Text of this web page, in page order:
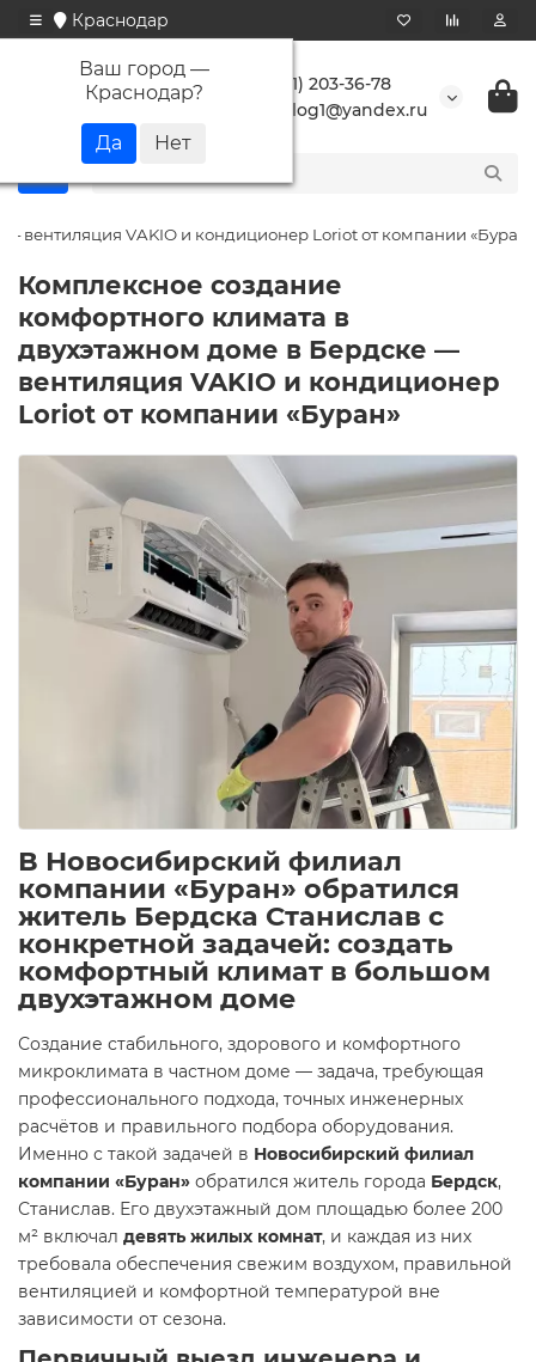
Краснодар
Ваш город —
Краснодар?
+7 (861) 203-36-78
buranlog1@yandex.ru
VAKIO и кондиционер Loriot от компании «Буран»
Комплексное создание
комфортного климата в
двухэтажном доме в Бердске —
вентиляция VAKIO и кондиционер
Loriot от компании «Буран»
В Новосибирский филиал
компании «Буран» обратился
житель Бердска Станислав с
конкретной задачей: создать
комфортный климат в большом
двухэтажном доме
Создание стабильного, здорового и комфортного
микроклимата в частном доме — задача, требующая
профессионального подхода, точных инженерных
расчётов и правильного подбора оборудования.
Именно с такой задачей в Новосибирский филиал
компании «Буран» обратился житель города Бердск,
Станислав. Его двухэтажный дом площадью более 200
м² включал девять жилых комнат, и каждая из них
требовала обеспечения свежим воздухом, правильной
вентиляцией и комфортной температурой вне
зависимости от сезона.